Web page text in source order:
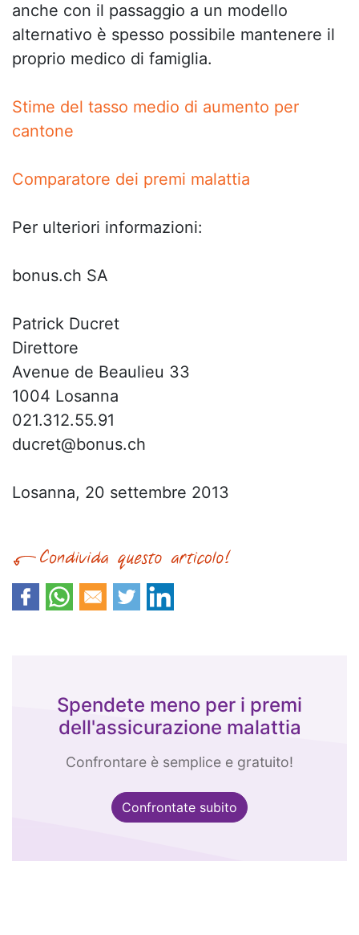
anche con il passaggio a un modello
alternativo è spesso possibile mantenere il
proprio medico di famiglia.
Stime del tasso medio di aumento per
cantone
Comparatore dei premi malattia
Per ulteriori informazioni:
bonus.ch SA
Patrick Ducret
Direttore
Avenue de Beaulieu 33
1004 Losanna
021.312.55.91
ducret@bonus.ch
Losanna, 20 settembre 2013
Spendete meno per i premi
dell'assicurazione malattia
Confrontare è semplice e gratuito!
Confrontate subito